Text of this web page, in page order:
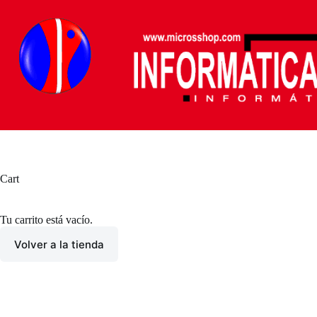
contenido
Cart
Tu carrito está vacío.
Volver a la tienda